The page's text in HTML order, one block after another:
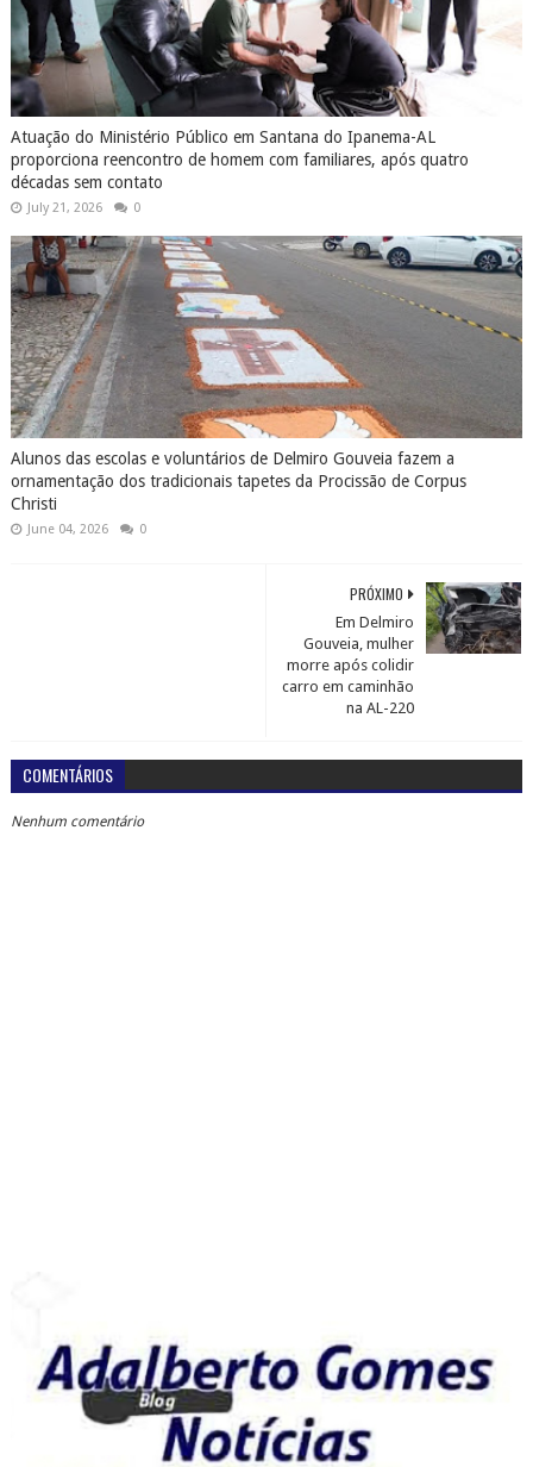
Atuação do Ministério Público em Santana do Ipanema-AL
proporciona reencontro de homem com familiares, após quatro
décadas sem contato
July 21, 2026 0
Alunos das escolas e voluntários de Delmiro Gouveia fazem a
ornamentação dos tradicionais tapetes da Procissão de Corpus
Christi
June 04, 2026 0
PRÓXIMO
Em Delmiro
Gouveia, mulher
morre após colidir
carro em caminhão
na AL-220
COMENTÁRIOS
Nenhum comentário